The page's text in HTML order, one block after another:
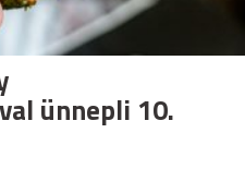
ünnepli 10.